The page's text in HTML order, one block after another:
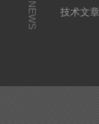
NEWS
技术文